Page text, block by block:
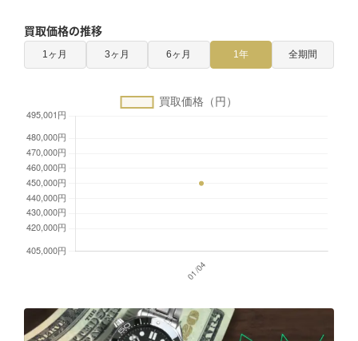
買取価格の推移
1ヶ月 3ヶ月 6ヶ月 1年 全期間